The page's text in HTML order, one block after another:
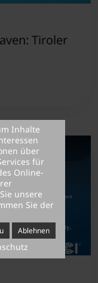
Tiroler
Inhalte
über
für
Online-
unsere
Sie der
Ablehnen